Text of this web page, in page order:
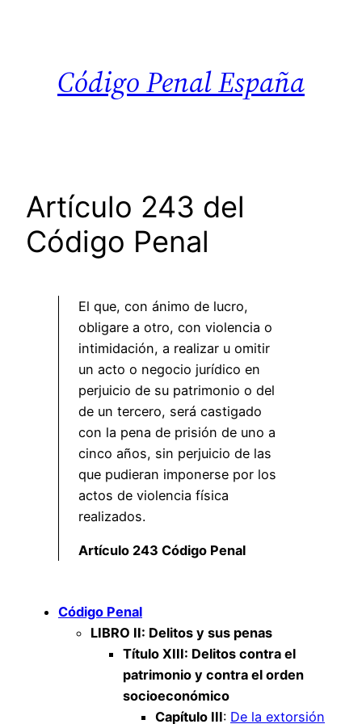
Código Penal España
Artículo 243 del
Código Penal
El que, con ánimo de lucro,
obligare a otro, con violencia o
intimidación, a realizar u omitir
un acto o negocio jurídico en
perjuicio de su patrimonio o del
de un tercero, será castigado
con la pena de prisión de uno a
cinco años, sin perjuicio de las
que pudieran imponerse por los
actos de violencia física
realizados.
Artículo 243 Código Penal
Código Penal
LIBRO II: Delitos y sus penas
Título XIII: Delitos contra el
patrimonio y contra el orden
socioeconómico
Capítulo III: De la extorsión